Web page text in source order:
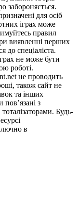
забороняється.
для осіб
іграх може
правил
виявленні перших
до спеціаліста.
не може бути
роботі.
не проводить
також сайт не
та інших
пов’язані з
Будь-
в